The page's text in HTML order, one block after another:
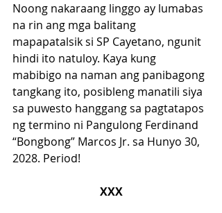
Noong nakaraang linggo ay lumabas
na rin ang mga balitang
mapapatalsik si SP Cayetano, ngunit
hindi ito natuloy. Kaya kung
mabibigo na naman ang panibagong
tangkang ito, posibleng manatili siya
sa puwesto hanggang sa pagtatapos
ng termino ni Pangulong Ferdinand
“Bongbong” Marcos Jr. sa Hunyo 30,
2028. Period!
XXX